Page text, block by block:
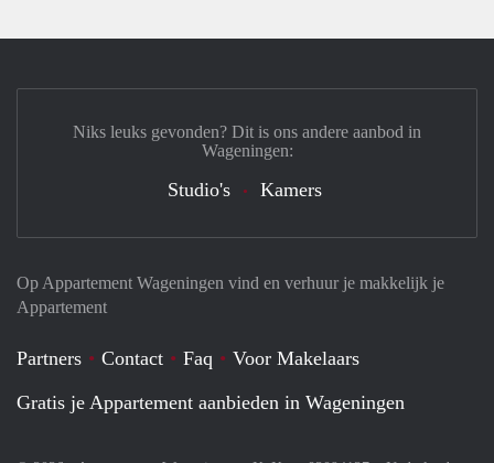
Op Appartement Wageningen vind en verhuur je makkelijk je
Appartement
Partners Contact Faq
Voor Makelaars
Gratis je Appartement aanbieden in Wageningen
Niks leuks gevonden? Dit is ons andere aanbod in
Wageningen:
Studio's Kamers